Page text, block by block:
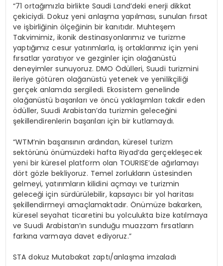
“71 ortağımızla birlikte Saudi Land’deki enerji dikkat
çekiciydi. Dokuz yeni anlaşma yapılması, sunulan fırsat
veişbirliğinin ölçeğinin bir kanıtıdır. Muhteşem
Takvimimiz, ikonik destinasyonlarımız ve turizme
yaptığımız cesur yatırımlarla, iş ortaklarımız için yeni
fırsatlaryaratıyor ve gezginler için olağanüstü
deneyimler sunuyoruz. DMO Ödülleri, Suudi turizmini
ileriye götüren olağanüstü yetenek ve yenilikçiliği
gerçek anlamda sergiledi. Ekosistem genelinde
olağanüstü başarıları ve öncü yaklaşımları takdir eden
ödüller, Suudi Arabistan’da turizmin geleceğini
şekillendirenlerin başarıları için bir kutlamaydı.
“WTM’nin başarısının ardından, küresel turizm
sektörünü önümüzdeki hafta Riyad’da gerçekleşecek
yeni bir küresel platform olan TOURISE’de ağırlamayı
dört gözle bekliyoruz. Temel zorlukların üstesinden
gelmeyi, yatırımların kilidini açmayı ve turizmin
geleceği için sürdürülebilir, kapsayıcı bir yol haritası
şekillendirmeyi amaçlamaktadır. Önümüze bakarken,
küresel seyahat ticaretini bu yolculukta bize katılmaya
ve Suudi Arabistan’ın sunduğu muazzam fırsatların
farkına varmaya davet ediyoruz.”
STA dokuz Mutabakat zaptı/anlaşma imzaladı